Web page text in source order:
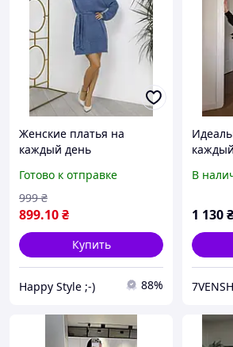
Женские платья на
каждый день
Готово к отправке
899.10₴
999 ₴
Купить
Happy Style ;-) 88%
Ткань:
В
1 130₴